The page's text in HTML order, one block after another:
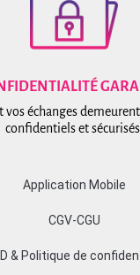
vos échanges
confidentiels et sécurisés.
Application Mobile
CGV-CGU
& Politique de
Copyright Acetelecom